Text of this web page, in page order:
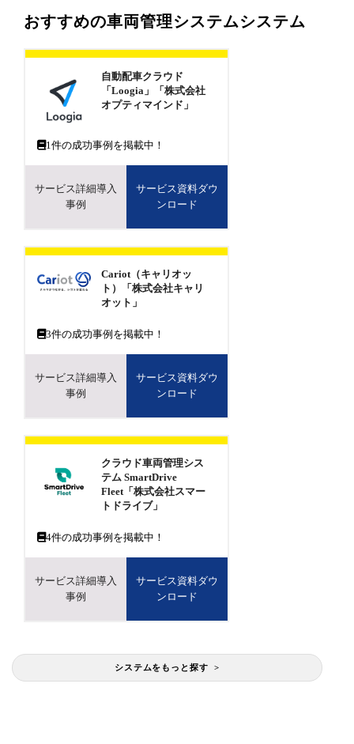
おすすめの車両管理システムシステム
自動配車クラウド
「Loogia」「株式会社
オプティマインド」
1 件の成功事例を掲載中！
サービス詳細導入
事例
サービス資料ダウ
ンロード
Cariot（キャリオッ
ト）「株式会社キャリ
オット」
3件の成功事例を掲載中！
サービス詳細導入
事例
サービス資料ダウ
ンロード
クラウド車両管理シス
テム SmartDrive
Fleet「株式会社スマー
トドライブ」
4件の成功事例を掲載中！
サービス詳細導入
事例
サービス資料ダウ
ンロード
システムをもっと探す >